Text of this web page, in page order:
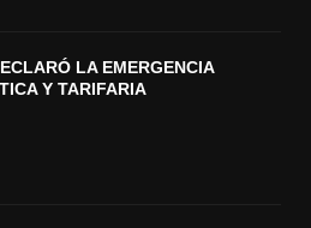
LA EMERGENCIA
Y TARIFARIA